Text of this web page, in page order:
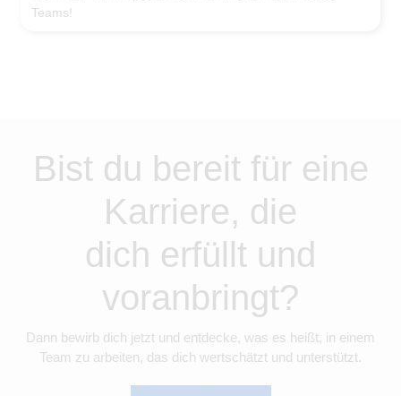
Teams!
Bist du bereit für eine
Karriere, die
dich erfüllt und
voranbringt?
Dann bewirb dich jetzt und entdecke, was es heißt, in einem
Team zu arbeiten, das dich wertschätzt und unterstützt.